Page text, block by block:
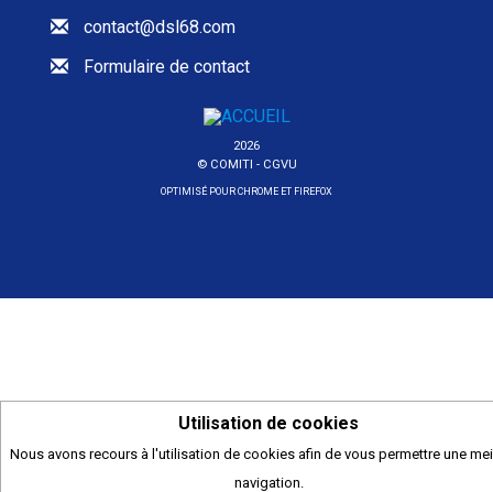
contact@dsl68.com
Formulaire de contact
2026
© COMITI - CGVU
OPTIMISÉ POUR CHROME ET FIREFOX
Utilisation de cookies
Nous avons recours à l'utilisation de cookies afin de vous permettre une
navigation.